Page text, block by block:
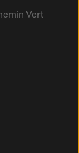
Vert